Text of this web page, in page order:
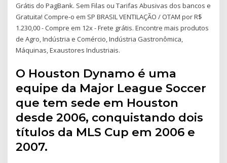
Grátis do PagBank. Sem Filas ou Tarifas Abusivas dos bancos e
Gratuita! Compre-o em SP BRASIL VENTILAÇÃO / OTAM por R$
1.230,00 - Compre em 12x - Frete grátis. Encontre mais produtos
de Agro, Indústria e Comércio, Indústria Gastronômica,
Máquinas, Exaustores Industriais.
O Houston Dynamo é uma
equipe da Major League Soccer
que tem sede em Houston
desde 2006, conquistando dois
títulos da MLS Cup em 2006 e
2007.